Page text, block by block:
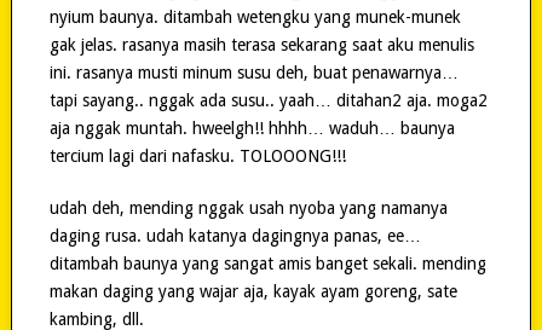
nyium baunya. ditambah wetengku yang munek-munek
gak jelas. rasanya masih terasa sekarang saat aku menulis
ini. rasanya musti minum susu deh, buat penawarnya…
tapi sayang.. nggak ada susu.. yaah… ditahan2 aja. moga2
aja nggak muntah. hweelgh!! hhhh… waduh… baunya
tercium lagi dari nafasku. TOLOOONG!!!
udah deh, mending nggak usah nyoba yang namanya
daging rusa. udah katanya dagingnya panas, ee…
ditambah baunya yang sangat amis banget sekali. mending
makan daging yang wajar aja, kayak ayam goreng, sate
kambing, dll.